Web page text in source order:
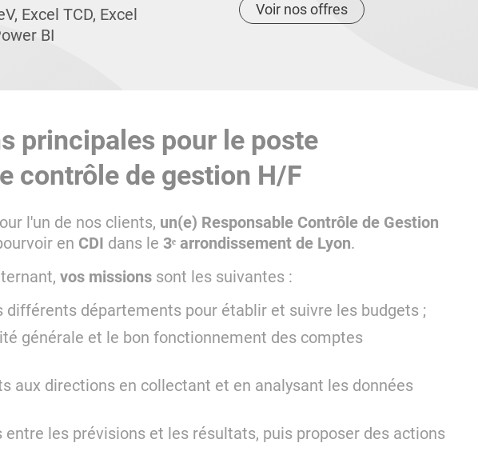
Excel TCD, Excel
BI
Voir nos offres
principales pour le poste
contrôle de gestion H/F
l'un de nos clients, un(e) Responsable Contrôle de Gestion
en CDI dans le 3ᵉ arrondissement de Lyon.
vos missionssont les suivantes :
différents départements pour établir et suivre les budgets ;
générale et le bon fonctionnement des comptes
aux directions en collectant et en analysant les données
entre les prévisions et les résultats, puis proposer des actions